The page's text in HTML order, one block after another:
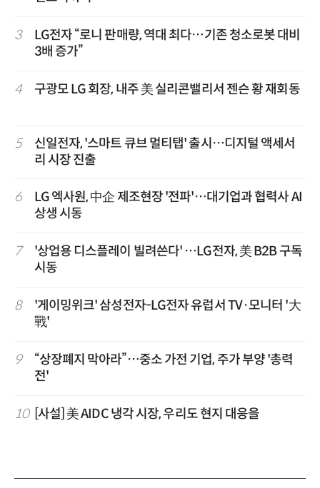
3
LG전자 “로니 판매량, 역대 최다…기존 청소로봇 대비
3배 증가”
4 구광모 LG 회장, 내주 美 실리콘밸리서 젠슨 황 재회동
5
신일전자, '스마트 큐브 멀티탭' 출시…디지털 액세서
리 시장 진출
6
LG 엑사원, 中企 제조현장 '전파'…대기업과 협력사 AI
상생 시동
7
'상업용 디스플레이 빌려쓴다' …LG전자, 美 B2B 구독
시동
8
'게이밍위크' 삼성전자-LG전자 유럽서 TV·모니터 '大
戰'
9
“상장폐지 막아라”…중소 가전 기업, 주가 부양 '총력
전'
10 [사설] 美 AIDC 냉각 시장, 우리도 현지 대응을